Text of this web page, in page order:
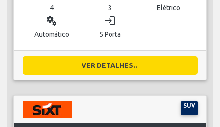
4 3 Elétrico
miscellaneous_services
Automático
login
5 Porta
VER DETALHES...
SUV